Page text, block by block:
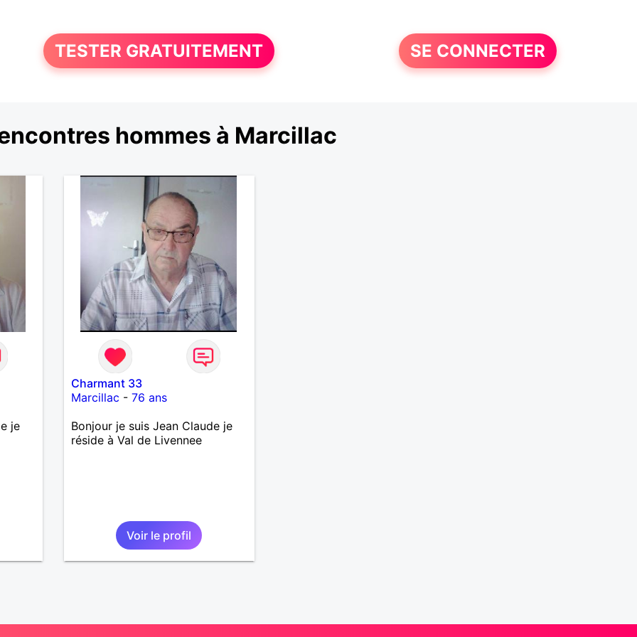
TESTER GRATUITEMENT SE CONNECTER
hommes à Marcillac
je
Charmant 33
Marcillac - 76 ans
Bonjour je suis Jean Claude je
réside à Val de Livennee
Voir le profil